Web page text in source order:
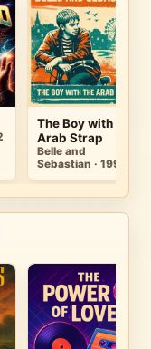
The Boy with the
Arab Strap
Belle and
Sebastian · 1998